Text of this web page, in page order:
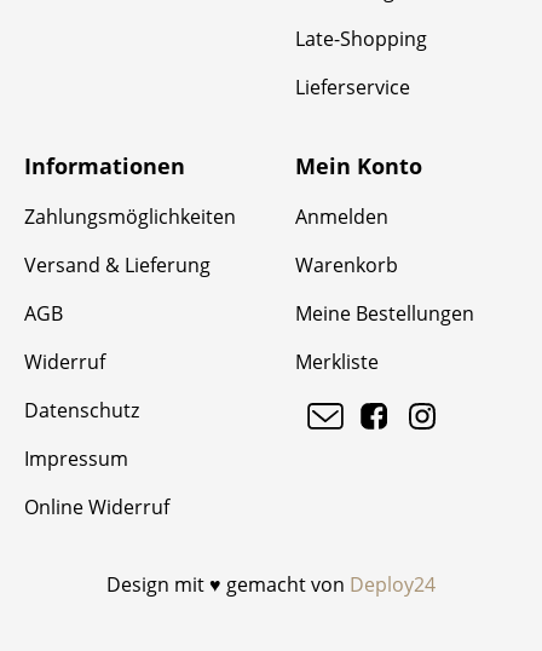
Late-Shopping
Lieferservice
Informationen
Zahlungsmöglichkeiten
Versand & Lieferung
AGB
Widerruf
Datenschutz
Impressum
Online Widerruf
Mein Konto
Anmelden
Warenkorb
Meine Bestellungen
Merkliste
Design mit ♥ gemacht von Deploy24